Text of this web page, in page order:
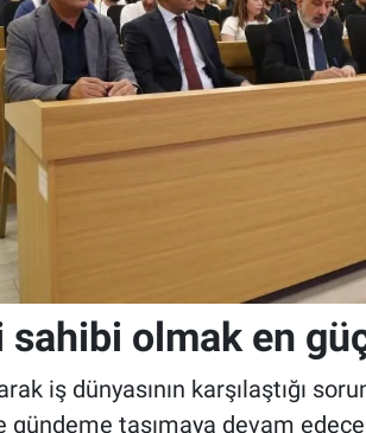
sahibi olmak en
iş dünyasının karşılaştığı
gündeme taşımaya devam